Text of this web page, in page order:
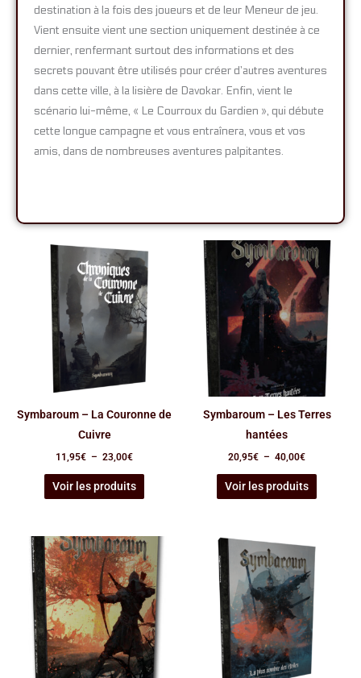
destination à la fois des joueurs et de leur Meneur de jeu.
Vient ensuite vient une section uniquement destinée à ce
dernier, renfermant surtout des informations et des
secrets pouvant être utilisés pour créer d’autres aventures
dans cette ville, à la lisière de Davokar. Enfin, vient le
scénario lui-même, « Le Courroux du Gardien », qui débute
cette longue campagne et vous entraînera, vous et vos
amis, dans de nombreuses aventures palpitantes.
Symbaroum – La Couronne de
Cuivre
11,95€ – 23,00€
de
prix :
11,95€
à
23,00€
Voir les produits
Symbaroum – Les Terres
hantées
20,95€ – 40,00€
Plage
de
prix :
20,95€
40,00€
Voir les produits
Plage
de
prix :
23,95€
47,00€
prix :
19,95€
39,00€